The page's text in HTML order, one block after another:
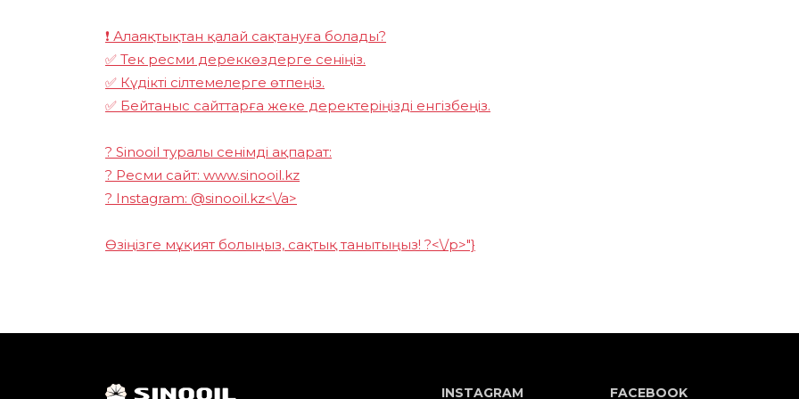
❗ Алаяқтықтан қалай сақтануға болады?
✅ Тек ресми дереккөздерге сеніңіз.
✅ Күдікті сілтемелерге өтпеңіз.
✅ Бейтаныс сайттарға жеке деректеріңізді енгізбеңіз.
? Sinooil туралы сенімді ақпарат:
? Ресми сайт: www.sinooil.kz
? Instagram: @sinooil.kz<\/a>
Өзіңізге мұқият болыңыз, сақтық танытыңыз! ?<\/p>"}
INSTAGRAM FACEBOOK